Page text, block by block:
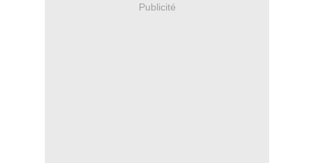
Publicité